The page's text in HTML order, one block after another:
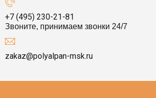
+7 (495) 230-21-81
Звоните, принимаем звонки 24/7
zakaz@polyalpan-msk.ru